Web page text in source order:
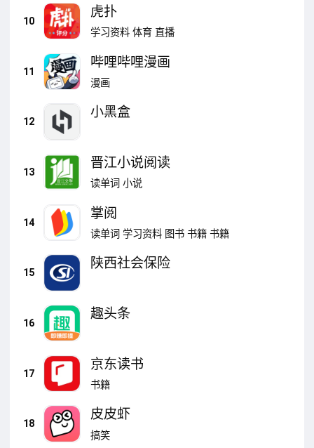
10
虎扑
学习资料 体育 直播
11
哔哩哔哩漫画
漫画
12
小黑盒
13
晋江小说阅读
读单词 小说
14
掌阅
读单词 学习资料 图书 书籍 书籍
15
陕西社会保险
16
趣头条
17
京东读书
书籍
18
皮皮虾
搞笑